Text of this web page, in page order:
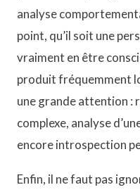
analyse
point, qu’il soit une
vraiment en être
produit fréquemment
une grande attention :
complexe, analyse
encore introspection
Enfin, il ne faut pas